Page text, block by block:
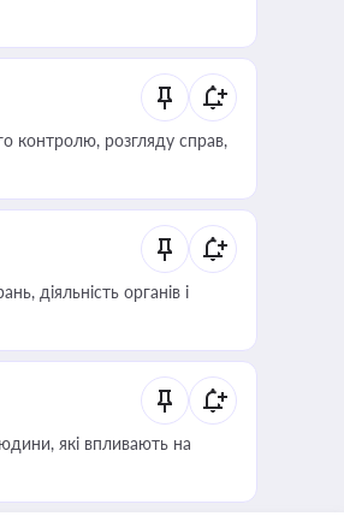
контролю, розгляду справ,
діяльність органів і
які впливають на